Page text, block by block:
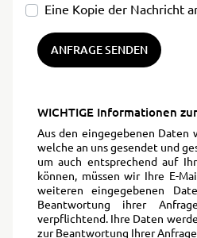
Eine Kopie der Nachricht
ANFRAGE SENDEN
WICHTIGE Informationen
Aus den eingegebenen Daten
welche an uns gesendet und
um auch entsprechend auf
können, müssen wir Ihre E-
weiteren eingegebenen
Beantwortung ihrer
verpflichtend. Ihre Daten
zur Beantwortung Ihrer